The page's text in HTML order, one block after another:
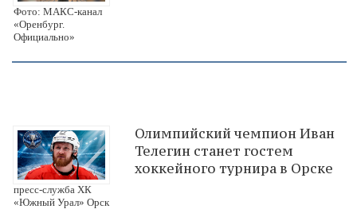
Фото: МАКС-канал
«Оренбург.
Официально»
пресс-служба ХК
«Южный Урал» Орск
Олимпийский чемпион Иван
Телегин станет гостем
хоккейного турнира в Орске